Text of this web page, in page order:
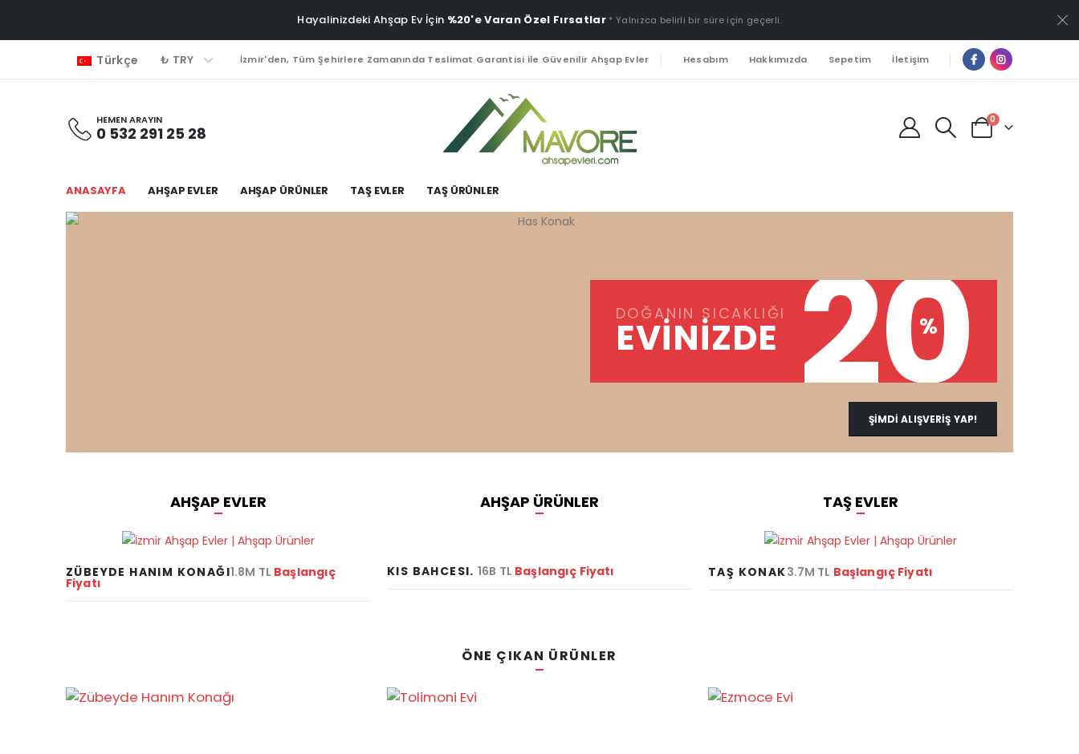
Hayalinizdeki Ahşap Ev İçin %20'e Varan Özel Fırsatlar * Yalnızca belirli bir süre için geçerli.
Türkçe ₺ TRY İzmir'den, Tüm Şehirlere Zamanında Teslimat Garantisi ile Güvenilir Ahşap Evler Hesabım Hakkımızda Sepetim İletişim
HEMEN ARAYIN
0 532 291 25 28
0
ANASAYFA AHŞAP EVLER AHŞAP ÜRÜNLER TAŞ EVLER TAŞ ÜRÜNLER
DOĞANIN SICAKLIĞI
EVINIZDE 20
%
ŞİMDİ ALIŞVERİŞ YAP!
AHŞAP EVLER
ZÜBEYDE HANIM KONAĞI1.8M TL Başlangıç
Fiyatı
AHŞAP ÜRÜNLER
KIS BAHCESI.16B TL Başlangıç Fiyatı
TAŞ EVLER
TAŞ KONAK3.7M TL Başlangıç Fiyatı
ÖNE ÇIKAN ÜRÜNLER